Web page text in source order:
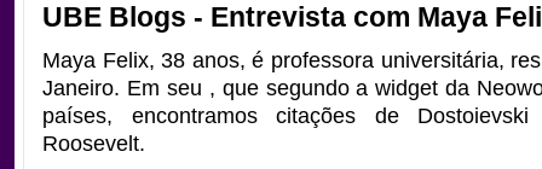
UBE Blogs - Entrevista com Maya
Maya Felix, 38 anos, é professora universitária,
Janeiro. Em seu , que segundo a widget da
países, encontramos citações de
Roosevelt.